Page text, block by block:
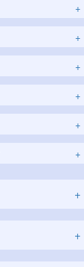
+
+
+
+
+
+
+
+